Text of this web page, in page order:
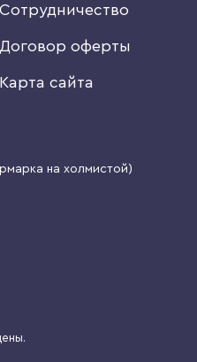
Сотрудничество
Договор оферты
Карта сайта
на холмистой)